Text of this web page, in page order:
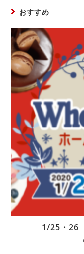
おすすめ
1/25・26